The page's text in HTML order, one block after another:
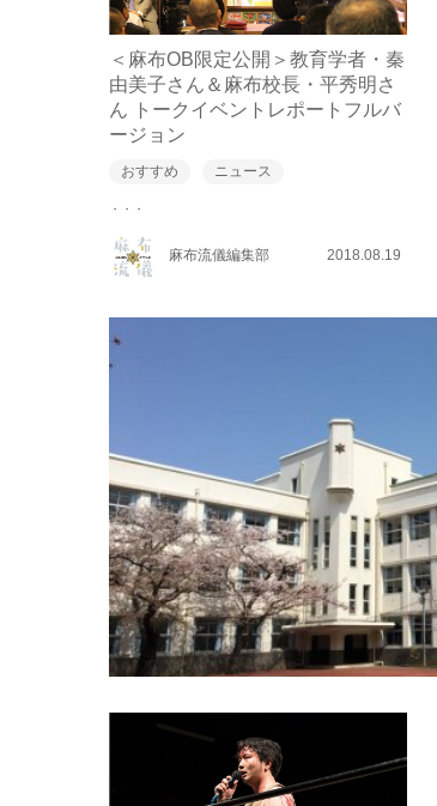
＜麻布OB限定公開＞教育学者・秦
由美子さん＆麻布校長・平秀明さ
ん トークイベントレポートフルバ
ージョン
おすすめ ニュース
・・・
麻布流儀編集部 2018.08.19